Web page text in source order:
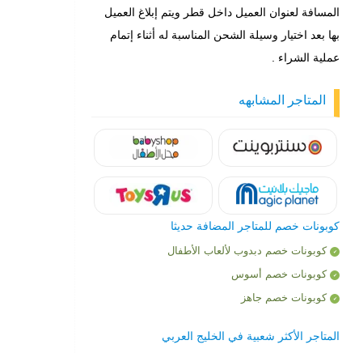
المسافة لعنوان العميل داخل قطر ويتم إبلاغ العميل
بها بعد اختيار وسيلة الشحن المناسبة له أثناء إتمام
عملية الشراء .
المتاجر المشابهه
كوبونات خصم للمتاجر المضافة حديثا
كوبونات خصم دبدوب لألعاب الأطفال
كوبونات خصم أسوس
كوبونات خصم جاهز
المتاجر الأكثر شعبية في الخليج العربي